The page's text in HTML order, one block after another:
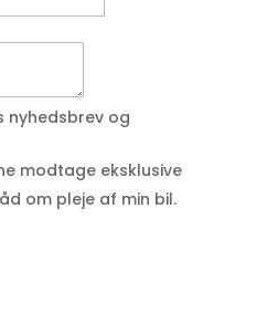
nyhedsbrev og
modtage eksklusive
om pleje af min bil.